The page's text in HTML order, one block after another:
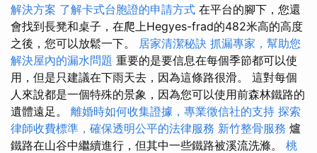
解決方案 了解卡式台胞證的申請方式 在平台的腳下，您還
會找到長凳和桌子，在爬上Hegyes-frad的482米高的高度
之後，您可以放鬆一下。 居家清潔秘訣 抓漏專家，幫助您
解決屋內的漏水問題 重要的是要信息在每個季節都可以使
用，但是只建議在下雨天去，因為這條路很滑。 這對每個
人來說都是一個特殊的景象，因為您可以使用前森林鐵路的
遺體遠足。 離婚時如何收集證據，專業徵信社的支持 探索
律師收費標準，確保透明公平的法律服務 新竹整骨服務 爐
鐵路在山谷中繼續進行，但其中一些鐵路被溪流洗滌。 桃